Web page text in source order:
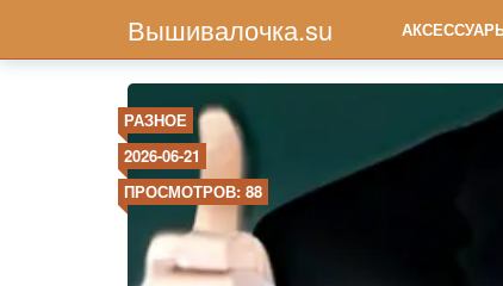
Вышивалочка.su
РАЗНОЕ
2026-06-21
ПРОСМОТРОВ: 88